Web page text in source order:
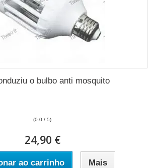
o bulbo anti mosquito
(0.0 / 5)
24,90 €
ao carrinho Mais